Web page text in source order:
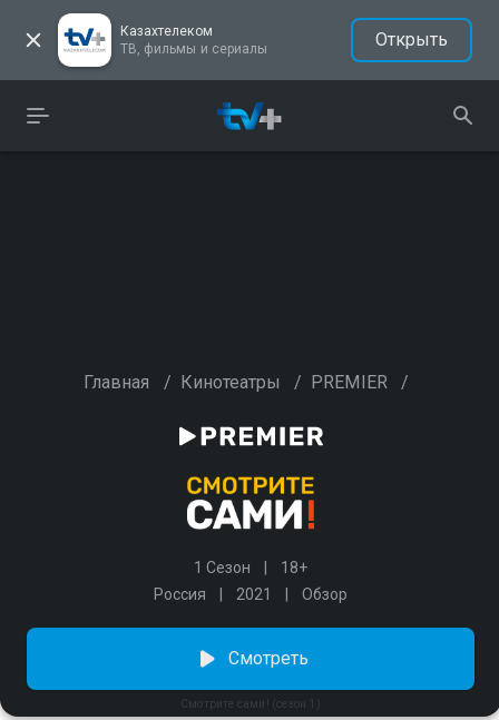
Казахтелеком
ТВ, фильмы и сериалы
Открыть
Главная / Кинотеатры / PREMIER /
1 Сезон
18+
Россия
2021 Обзор
Смотрите сами! (сезон 1)
Смотреть